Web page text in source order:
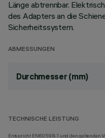
Länge abtrennbar.
des Adapters an die
Sicherheitssystem.
ABMESSUNGEN
Durchmesser (mm)
TECHNISCHE LEISTUNG
Entspricht EN60598-1 und den geltenden